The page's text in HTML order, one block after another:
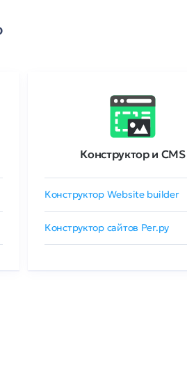
Конструктор и CMS
Конструктор Website builder
Конструктор сайтов Рег.ру